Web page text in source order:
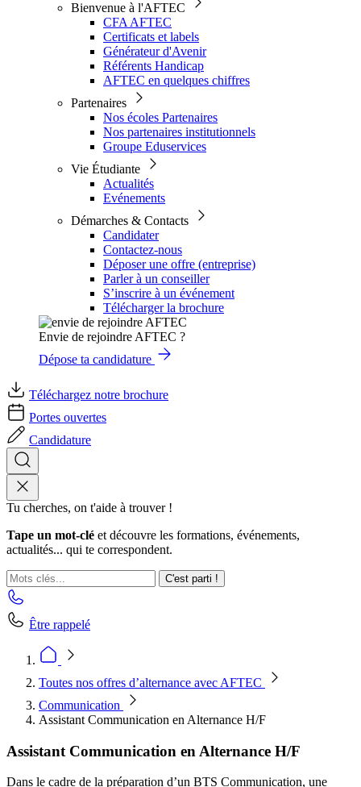
Bienvenue à l'AFTEC
CFA AFTEC
Certificats et labels
Générateur d'Avenir
Référents Handicap
AFTEC en quelques chiffres
Partenaires
Nos écoles Partenaires
Nos partenaires institutionnels
Groupe Eduservices
Vie Étudiante
Actualités
Evénements
Démarches & Contacts
Candidater
Contactez-nous
Déposer une offre (entreprise)
Parler à un conseiller
S’inscrire à un événement
Télécharger la brochure
Envie de rejoindre AFTEC ?
Dépose ta candidature
Téléchargez notre brochure
Portes ouvertes
Candidature
Tu cherches, on t'aide à trouver !
Tape un mot-clé et découvre les formations, événements,
actualités... qui te correspondent.
C'est parti !
Être rappelé
Toutes nos offres d’alternance avec AFTEC
Communication
Assistant Communication en Alternance H/F
Assistant Communication en Alternance H/F
Dans le cadre de la préparation d’un BTS Communication, une